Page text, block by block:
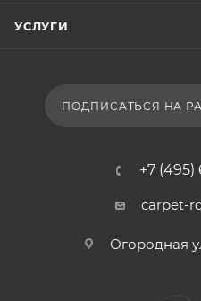
УСЛУГИ
ПОДПИСАТЬСЯ НА
+7 (495)
carpet-
Огородная